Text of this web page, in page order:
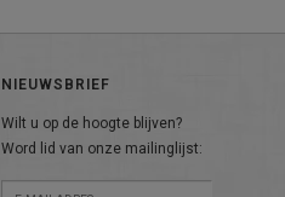
NIEUWSBRIEF
Wilt u op de hoogte blijven?
Word lid van onze mailinglijst: